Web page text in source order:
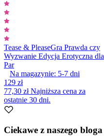
Tease & PleaseGra Prawda czy
Wyzwanie Edycja Erotyczna dla
Par
Na magazynie: 5-7 dni
129 zł
77,30 złNajniższa cena za
ostatnie 30 dni.
Ciekawe z naszego bloga